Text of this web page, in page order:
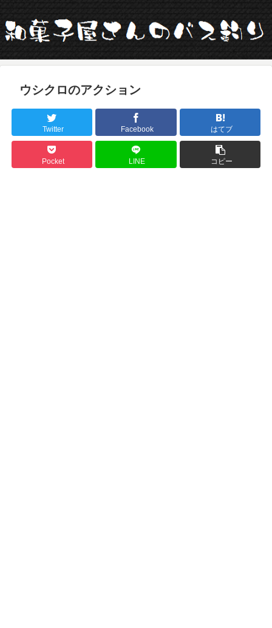
ウシクロのアクション
Twitter Facebook はてブ
Pocket LINE コピー